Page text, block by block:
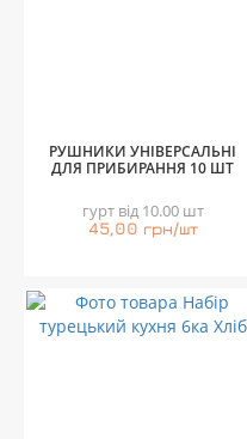
РУШНИКИ УНІВЕРСАЛЬНІ
ДЛЯ ПРИБИРАННЯ 10 ШТ
гурт від 10.00 шт
45,00 грн/шт